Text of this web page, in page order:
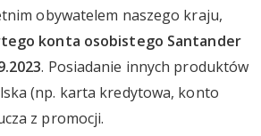
obywatelem naszego kraju,
konta osobistego Santander
. Posiadanie innych produktów
(np. karta kredytowa, konto
z promocji.